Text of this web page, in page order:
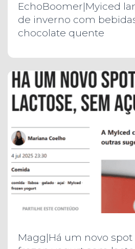
EchoBoomer|Myiced
de inverno com
chocolate quente
Magg|Há um novo